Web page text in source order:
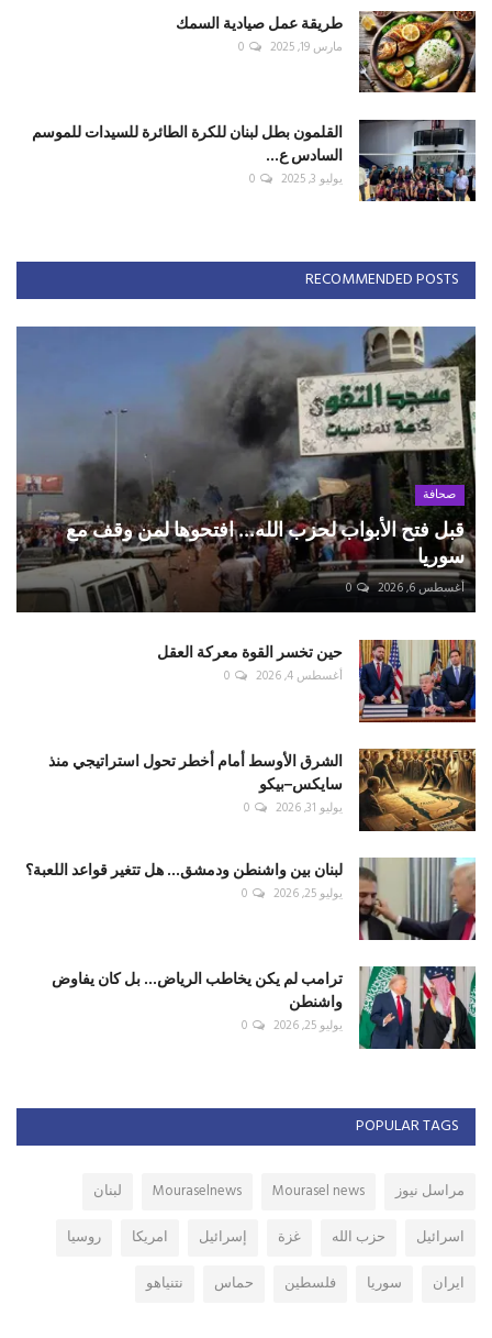
طريقة عمل صيادية السمك
مارس 19, 2025 0
القلمون بطل لبنان للكرة الطائرة للسيدات للموسم
السادس ع...
يوليو 3, 2025 0
RECOMMENDED POSTS
صحافة
قبل فتح الأبواب لحزب الله... افتحوها لمن وقف مع
سوريا
أغسطس 6, 2026 0
حين تخسر القوة معركة العقل
أغسطس 4, 2026 0
الشرق الأوسط أمام أخطر تحول استراتيجي منذ
سايكس–بيكو
يوليو 31, 2026 0
لبنان بين واشنطن ودمشق... هل تتغير قواعد اللعبة؟
يوليو 25, 2026 0
ترامب لم يكن يخاطب الرياض... بل كان يفاوض
واشنطن
يوليو 25, 2026 0
POPULAR TAGS
مراسل نيوز Mourasel news
Mouraselnews
لبنان
اسرائيل
حزب الله غزة إسرائيل امريكا
روسيا
ايران
سوريا فلسطين حماس نتنياهو